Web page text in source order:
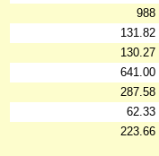
988
131.82
130.27
641.00
287.58
62.33
223.66